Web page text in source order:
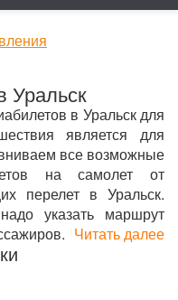
Уральск
в Уральск для
является для
все возможные
на самолет от
перелет в Уральск.
указать маршрут
Читать далее